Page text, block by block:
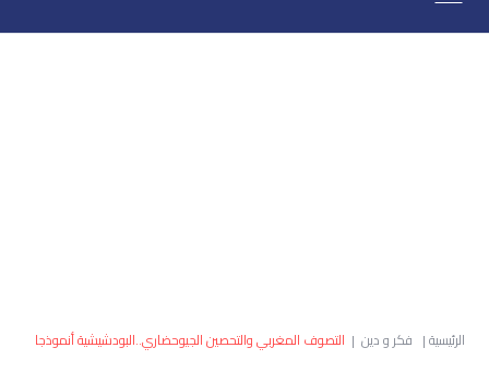
اقتصاد
العالم الرئيسية| فكر و دين | التصوف المغربي والتحصين الجيوحضاري..البودشيشية أنموذجا